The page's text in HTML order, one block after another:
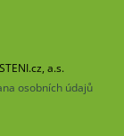
a.s.
osobních údajů